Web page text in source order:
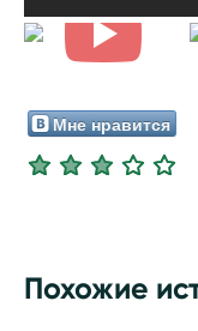
Мне нравится
Похожие